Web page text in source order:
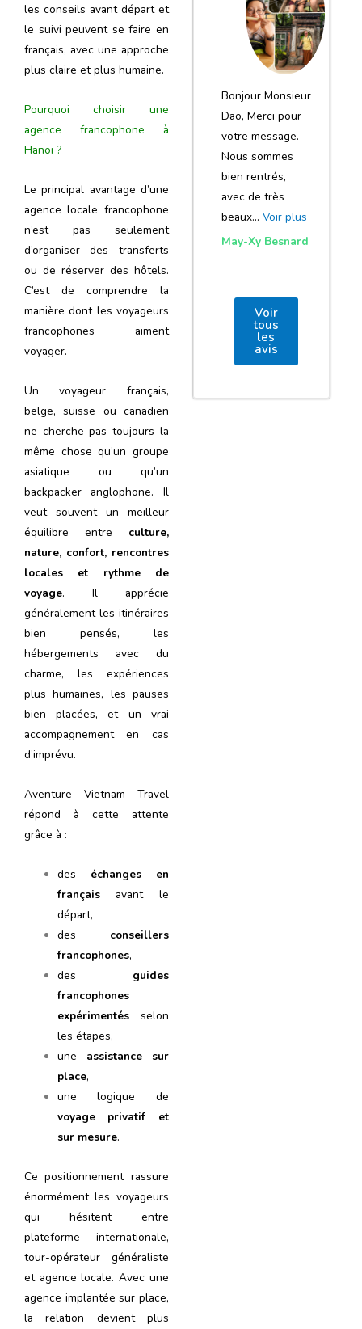
les conseils avant départ et
le suivi peuvent se faire en
français, avec une approche
plus claire et plus humaine.
Pourquoi choisir une
agence francophone à
Hanoï ?
Le principal avantage d’une
agence locale francophone
n’est pas seulement
d’organiser des transferts
ou de réserver des hôtels.
C’est de comprendre la
manière dont les voyageurs
francophones aiment
voyager.
Un voyageur français,
belge, suisse ou canadien
ne cherche pas toujours la
même chose qu’un groupe
asiatique ou qu’un
backpacker anglophone. Il
veut souvent un meilleur
équilibre entre culture,
nature, confort, rencontres
locales et rythme de
voyage. Il apprécie
généralement les itinéraires
bien pensés, les
hébergements avec du
charme, les expériences
plus humaines, les pauses
bien placées, et un vrai
accompagnement en cas
d’imprévu.
Aventure Vietnam Travel
répond à cette attente
grâce à :
des échanges en
français avant le
départ,
des conseillers
francophones,
des guides
francophones
expérimentés selon
les étapes,
une assistance sur
place,
une logique de
voyage privatif et
sur mesure.
Ce positionnement rassure
énormément les voyageurs
qui hésitent entre
plateforme internationale,
tour-opérateur généraliste
et agence locale. Avec une
agence implantée sur place,
la relation devient plus
notre voyage
et de votre
agence
Bonjour Monsieur
Dao, Merci pour
votre message.
Nous sommes
bien rentrés,
avec de très
beaux… Voir plus
May-Xy Besnard
Voir
tous
les
avis